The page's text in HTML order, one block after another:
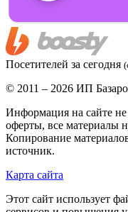
Посетителей за сегодня
© 2011 – 2026 ИП
Информация на сайте
оферты, все материалы
Копирование
источник.
Карта сайта
Этот сайт использует